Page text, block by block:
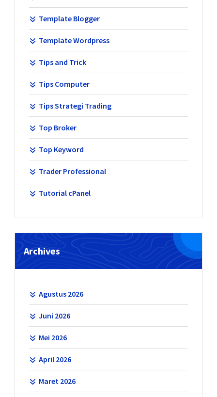
Template Blogger
Template Wordpress
Tips and Trick
Tips Computer
Tips Strategi Trading
Top Broker
Top Keyword
Trader Professional
Tutorial cPanel
Archives
Agustus 2026
Juni 2026
Mei 2026
April 2026
Maret 2026